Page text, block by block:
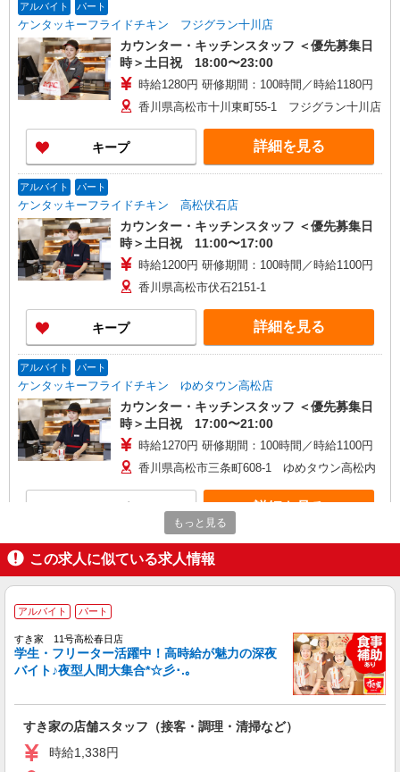
アルバイト パート
ケンタッキーフライドチキン フジグラン十川店
カウンター・キッチンスタッフ ＜優先募集日
時＞土日祝 18:00〜23:00
時給1280円 研修期間：100時間／時給1180円
香川県高松市十川東町55-1 フジグラン十川店
キープ 詳細を見る
アルバイト パート
ケンタッキーフライドチキン 高松伏石店
カウンター・キッチンスタッフ ＜優先募集日
時＞土日祝 11:00〜17:00
時給1200円 研修期間：100時間／時給1100円
香川県高松市伏石2151-1
キープ 詳細を見る
アルバイト パート
ケンタッキーフライドチキン ゆめタウン高松店
カウンター・キッチンスタッフ ＜優先募集日
時＞土日祝 17:00〜21:00
時給1270円 研修期間：100時間／時給1100円
香川県高松市三条町608-1 ゆめタウン高松内
詳細を見る
株式会社フジ 高松水産プロセスセンター
水産加工センターでの軽作業（魚加工・盛付・
★日祝は時給50円アップ
香川県高松市瀬戸内町43-17（大洋水産内） ※
車通勤可
キープ 詳細を見る
アルバイト パート
もっと見る
この求人に似ている求人情報
アルバイト パート
すき家 11号高松春日店
学生・フリーター活躍中！高時給が魅力の深夜
バイト♪夜型人間大集合*☆彡･.｡
すき家の店舗スタッフ（接客・調理・清掃など）
時給1,338円